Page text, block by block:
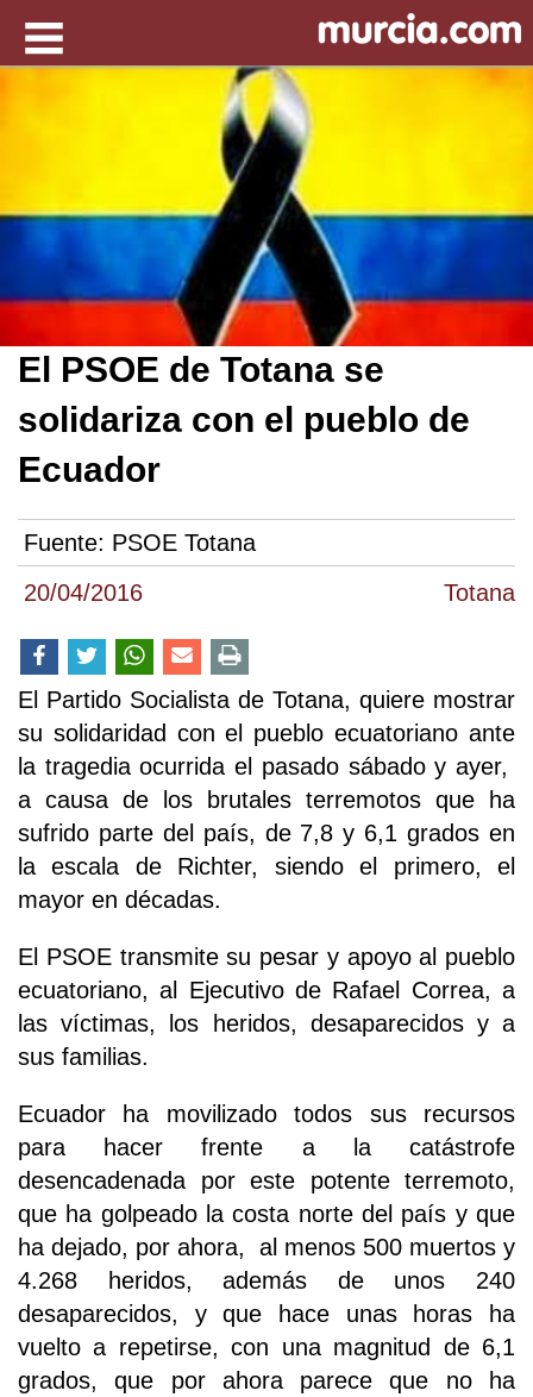
20/04/2016 Totana
El PSOE de Totana se
solidariza con el pueblo de
Ecuador
Fuente: PSOE Totana
El Partido Socialista de Totana, quiere mostrar
su solidaridad con el pueblo ecuatoriano ante
la tragedia ocurrida el pasado sábado y ayer,
a causa de los brutales terremotos que ha
sufrido parte del país, de 7,8 y 6,1 grados en
la escala de Richter, siendo el primero, el
mayor en décadas.
El PSOE transmite su pesar y apoyo al pueblo
ecuatoriano, al Ejecutivo de Rafael Correa, a
las víctimas, los heridos, desaparecidos y a
sus familias.
Ecuador ha movilizado todos sus recursos
para hacer frente a la catástrofe
desencadenada por este potente terremoto,
que ha golpeado la costa norte del país y que
ha dejado, por ahora, al menos 500 muertos y
4.268 heridos, además de unos 240
desaparecidos, y que hace unas horas ha
vuelto a repetirse, con una magnitud de 6,1
grados, que por ahora parece que no ha